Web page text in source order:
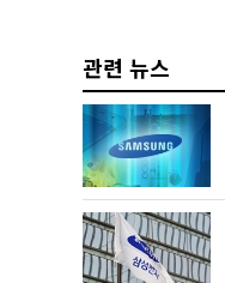
관련 뉴스